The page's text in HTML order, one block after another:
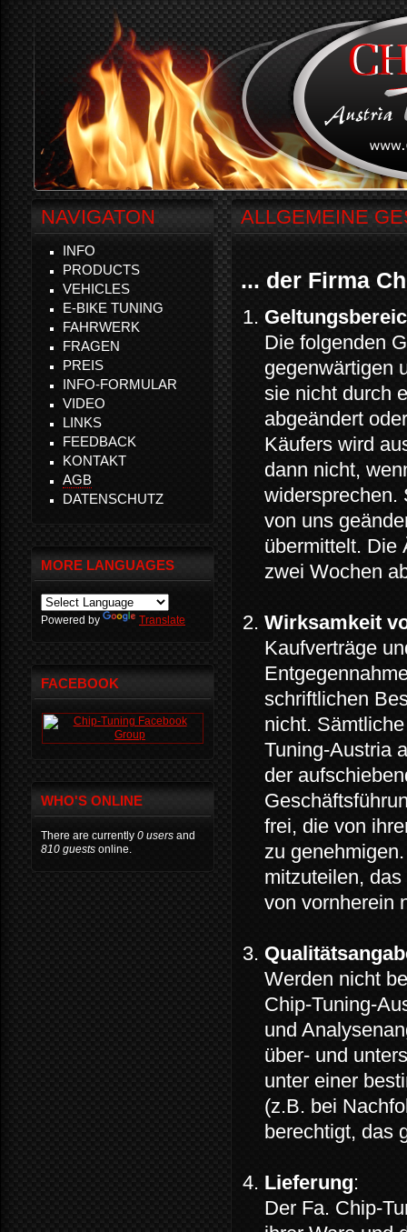
ALLGEMEINE
... der Firma
Die folgenden
gegenwärtigen
sie nicht durch
abgeändert
Käufers wird
dann nicht,
widersprechen.
von uns
übermittelt. Die
zwei Wochen
Wirksamkeit
Kaufverträge
schriftlichen
nicht.
Tuning-Austria
der
frei, die von
zu
mitzuteilen,
von vornherein
Werden nicht
Chip-Tuning-
und
über- und
unter einer
(z.B. bei
berechtigt, das
Lieferung:
Der Fa. Chip-
NAVIGATON
INFO
PRODUCTS
VEHICLES
E-BIKE TUNING
FAHRWERK
FRAGEN
PREIS
INFO-FORMULAR
VIDEO
LINKS
FEEDBACK
KONTAKT
AGB
DATENSCHUTZ
MORE LANGUAGES
Powered by Translate
FACEBOOK
WHO'S ONLINE
There are currently 0 users and
810 guests online.